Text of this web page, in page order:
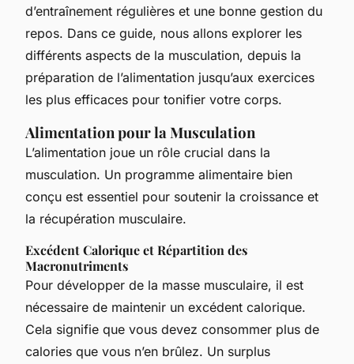
d’entraînement régulières et une bonne gestion du
repos. Dans ce guide, nous allons explorer les
différents aspects de la musculation, depuis la
préparation de l’alimentation jusqu’aux exercices
les plus efficaces pour tonifier votre corps.
Alimentation pour la Musculation
L’alimentation joue un rôle crucial dans la
musculation. Un programme alimentaire bien
conçu est essentiel pour soutenir la croissance et
la récupération musculaire.
Excédent Calorique et Répartition des
Macronutriments
Pour développer de la masse musculaire, il est
nécessaire de maintenir un excédent calorique.
Cela signifie que vous devez consommer plus de
calories que vous n’en brûlez. Un surplus